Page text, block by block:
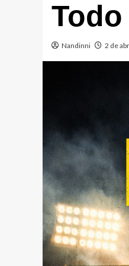
Nandinni 2 de